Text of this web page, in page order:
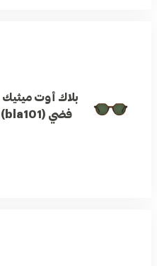
بلاك أوت ميثيك
فضي (bla101)